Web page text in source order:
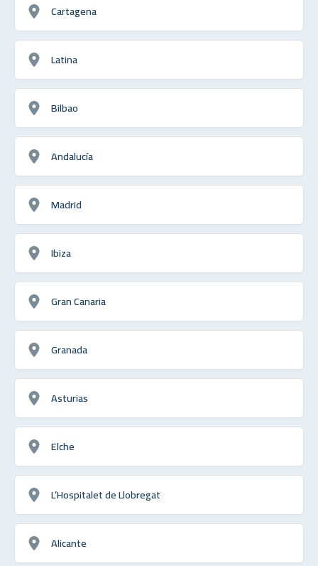
Cartagena
Latina
Bilbao
Andalucía
Madrid
Ibiza
Gran Canaria
Granada
Asturias
Elche
L’Hospitalet de Llobregat
Alicante